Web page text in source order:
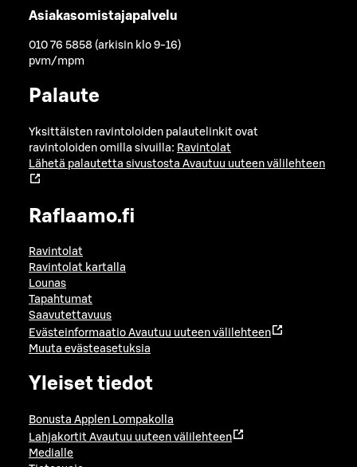
Asiakasomistajapalvelu
010 76 5858 (arkisin klo 9-16)
pvm/mpm
Palaute
Yksittäisten ravintoloiden palautelinkit ovat
ravintoloiden omilla sivuilla: Ravintolat
Lähetä palautetta sivustosta Avautuu uuteen välilehteen
Raflaamo.fi
Ravintolat
Ravintolat kartalla
Lounas
Tapahtumat
Saavutettavuus
Evästeinformaatio Avautuu uuteen välilehteen
Muuta evästeasetuksia
Yleiset tiedot
Bonusta Applen Lompakolla
Lahjakortit Avautuu uuteen välilehteen
Medialle